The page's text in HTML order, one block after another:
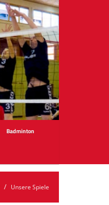
Badminton
Unsere Spiele